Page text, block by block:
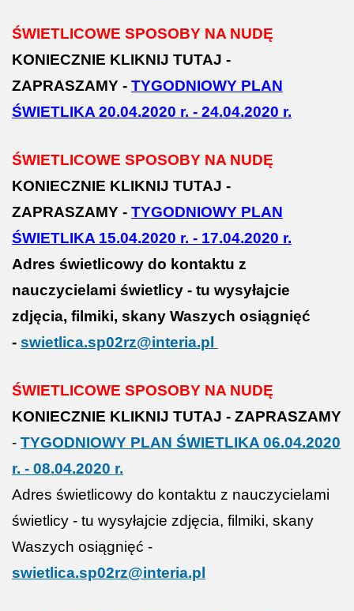
ŚWIETLICOWE SPOSOBY NA NUDĘ
KONIECZNIE KLIKNIJ TUTAJ -
ZAPRASZAMY - TYGODNIOWY PLAN
ŚWIETLIKA 20.04.2020 r. - 24.04.2020 r.
ŚWIETLICOWE SPOSOBY NA NUDĘ
KONIECZNIE KLIKNIJ TUTAJ -
ZAPRASZAMY - TYGODNIOWY PLAN
ŚWIETLIKA 15.04.2020 r. - 17.04.2020 r.
Adres świetlicowy do kontaktu z
nauczycielami świetlicy - tu wysyłajcie
zdjęcia, filmiki, skany Waszych osiągnięć
- swietlica.sp02rz@interia.pl
ŚWIETLICOWE SPOSOBY NA NUDĘ
KONIECZNIE KLIKNIJ TUTAJ - ZAPRASZAMY
- TYGODNIOWY PLAN ŚWIETLIKA 06.04.2020
r. - 08.04.2020 r.
Adres świetlicowy do kontaktu z nauczycielami
świetlicy - tu wysyłajcie zdjęcia, filmiki, skany
Waszych osiągnięć -
swietlica.sp02rz@interia.pl